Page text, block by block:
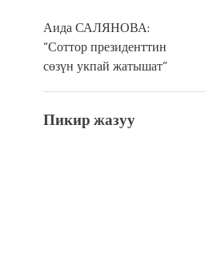
Аида САЛЯНОВА:
“Соттор президенттин
сөзүн укпай жатышат”
Пикир жазуу